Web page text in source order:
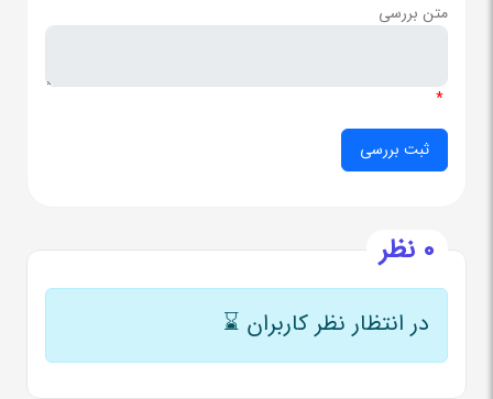
متن بررسی
*
0 نظر
در انتظار نظر کاربران ⌛